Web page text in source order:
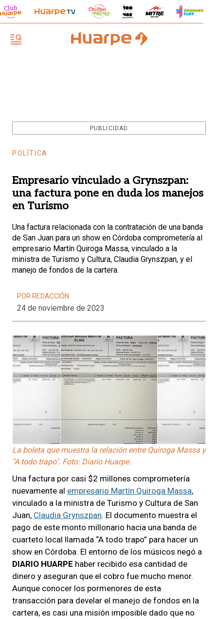
PUBLICIDAD
POLÍTICA
Empresario vinculado a Grynszpan:
una factura pone en duda los manejos
en Turismo
Una factura relacionada con la contratación de una banda
de San Juan para un show en Córdoba comprometería al
empresario Martín Quiroga Massa, vinculado a la
ministra de Turismo y Cultura, Claudia Grynszpan, y el
manejo de fondos de la cartera.
POR REDACCIÓN
24 de noviembre de 2023
La boleta que muestra la relación entre Quiroga Massa y
"A todo trapo". Foto: Diario Huarpe.
Una factura por casi $2 millones comprometería
nuevamente al empresario Martín Quiroga Massa,
vinculado a la ministra de Turismo y Cultura de San
Juan, Claudia Grynszpan. El documento muestra el
pago de este monto millonario hacia una banda de
cuarteto local llamada “A todo trapo” para hacer un
show en Córdoba. El entorno de los músicos negó a
DIARIO HUARPE haber recibido esa cantidad de
dinero y aseguran que el cobro fue mucho menor.
Aunque conocer los pormenores de esta
transacción para develar el manejo de fondos en la
cartera, es casi una misión imposible dado que no